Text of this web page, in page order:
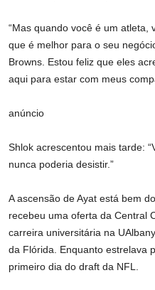
“Mas quando você é um atleta,
que é melhor para o seu
Browns. Estou feliz que eles
aqui para estar com meus
anúncio
Shlok acrescentou mais tarde:
nunca poderia desistir.”
A ascensão de Ayat está bem
recebeu uma oferta da Central
carreira universitária na
da Flórida. Enquanto estrelava
primeiro dia do draft da NFL.